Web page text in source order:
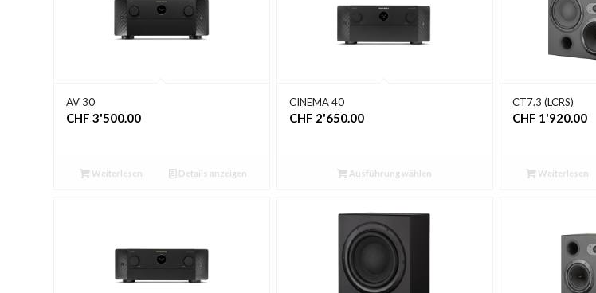
AV 30
CHF 3'500.00
Weiterlesen Details anzeigen
CINEMA 40
CHF 2'650.00
Ausführung wählen
CT7.3 (LCRS)
CHF 1'920.00
Weiterlesen